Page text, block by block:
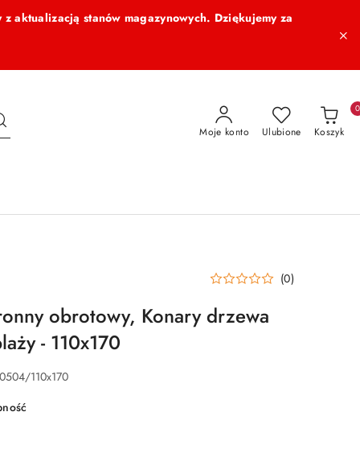
aktualizacją stanów magazynowych. Dziękujemy za
Moje konto Ulubione Koszyk
0
(0)
obrotowy, Konary drzewa
- 110x170
110x170